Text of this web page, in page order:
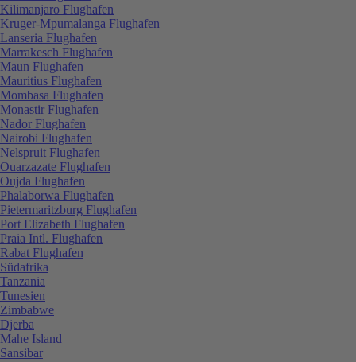
Kilimanjaro Flughafen
Kruger-Mpumalanga Flughafen
Lanseria Flughafen
Marrakesch Flughafen
Maun Flughafen
Mauritius Flughafen
Mombasa Flughafen
Monastir Flughafen
Nador Flughafen
Nairobi Flughafen
Nelspruit Flughafen
Ouarzazate Flughafen
Oujda Flughafen
Phalaborwa Flughafen
Pietermaritzburg Flughafen
Port Elizabeth Flughafen
Praia Intl. Flughafen
Rabat Flughafen
Südafrika
Tanzania
Tunesien
Zimbabwe
Djerba
Mahe Island
Sansibar